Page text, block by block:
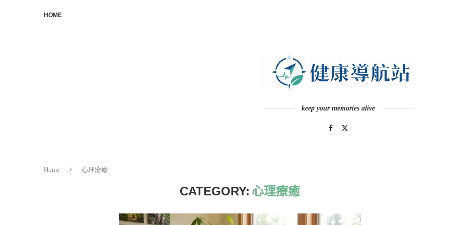
HOME
keep your memories alive
Home 心理療癒
CATEGORY: 心理療癒